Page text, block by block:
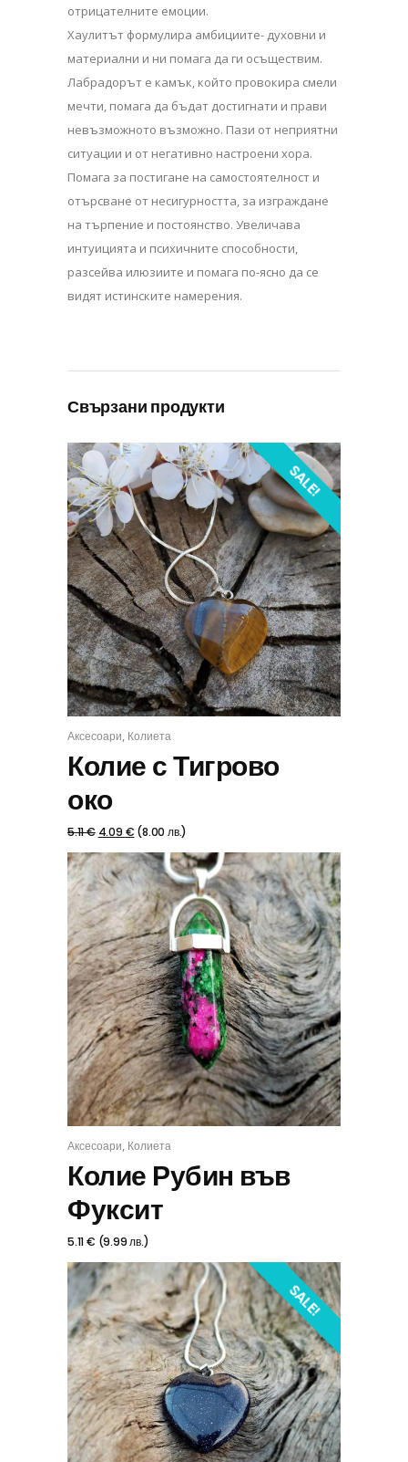
отрицателните емоции.
Хаулитът формулира амбициите- духовни и
материални и ни помага да ги осъществим.
Лабрадорът е камък, който провокира смели
мечти, помага да бъдат достигнати и прави
невъзможното възможно. Пази от неприятни
ситуации и от негативно настроени хора.
Помага за постигане на самостоятелност и
отърсване от несигурността, за изграждане
на търпение и постоянство. Увеличава
интуицията и психичните способности,
разсейва илюзиите и помага по-ясно да се
видят истинските намерения.
Свързани продукти
SALE!
КУПИ
Аксесоари, Колиета
Колие с Тигрово
око
5.11€ 4.09 € (8.00лв.)
КУПИ
Аксесоари, Колиета
Колие Рубин във
Фуксит
5.11€ (9.99лв.)
SALE!